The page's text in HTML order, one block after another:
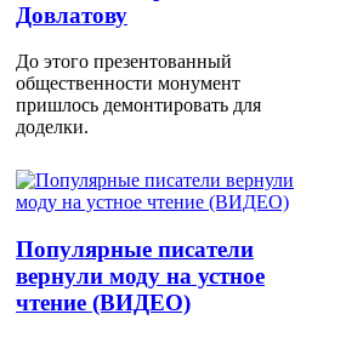
Довлатову
До этого презентованный
общественности монумент
пришлось демонтировать для
доделки.
Популярные писатели
вернули моду на устное
чтение (ВИДЕО)